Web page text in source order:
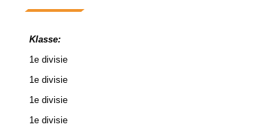
Klasse:
1e divisie
1e divisie
1e divisie
1e divisie